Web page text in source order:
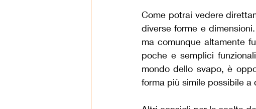
Come potrai vedere
diverse forme e
ma comunque altamente
poche e semplici
mondo dello svapo, è
forma più simile possibile